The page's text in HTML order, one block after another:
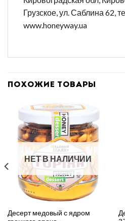
Грузское, ул. Саблина 62,
www.honeyway.ua
ПОХОЖИЕ ТОВАРЫ
НЕТ В НАЛИЧИИ
Десерт медовый с ядром